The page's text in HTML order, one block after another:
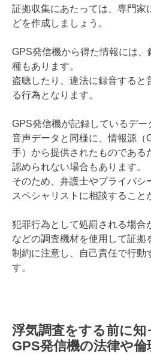
証拠収集にあたっては、専門家
どを作成しましょう。
GPS発信機から得た情報には
種もあります。
盗聴したり、違法に録音すると
る行為となります。
GPS発信機が記録しているデ
音声データと同様に、情報源（
手）から提供されたものである
認められない場合もあります。
そのため、弁護士やプライバシ
スペシャリストに相談すること
犯罪行為として処罰される場合
などの調査機材を使用して証拠
制約に注意し、自己責任で行動
す。
浮気調査をする前に知
GPS発信機の法律や